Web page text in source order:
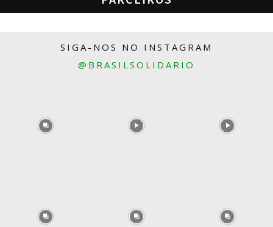
SIGA-NOS NO INSTAGRAM
@BRASILSOLIDARIO